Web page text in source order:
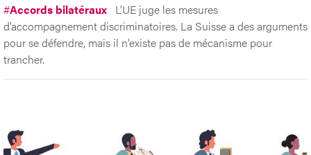
#Accords bilatéraux L’UE juge les mesures
d’accompagnement discriminatoires. La Suisse a des arguments
pour se défendre, mais il n’existe pas de mécanisme pour
trancher.